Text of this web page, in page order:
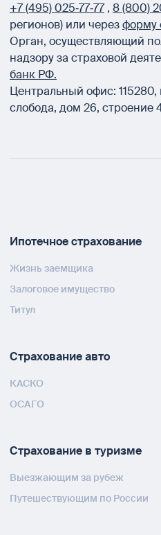
+7 (495) 025‑77‑77 , 8 (800)
регионов) или черезформу
Орган, осуществляющий
надзору за страховой
банк РФ.
Центральный офис: 115280,
слобода, дом 26, строение
Ипотечное страхование
Жизнь заемщика
Залоговое имущество
Титул
Страхование авто
КАСКО
ОСАГО
Страхование в туризме
Выезжающим за рубеж
Путешествующим по России